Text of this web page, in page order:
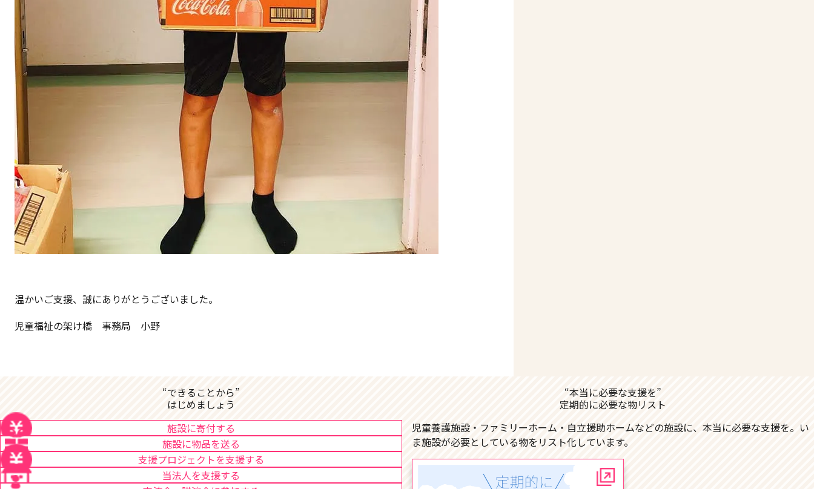
温かいご支援、誠にありがとうございました。
児童福祉の架け橋 事務局 小野
“できることから”
はじめましょう
施設に寄付する
施設に物品を送る
支援プロジェクトを支援する
当法人を支援する
“本当に必要な支援を”
定期的に必要な物リスト
児童養護施設・ファミリーホーム・自立援助ホームなどの施設に、本当に必要な支援を。い
ま施設が必要としている物をリスト化しています。